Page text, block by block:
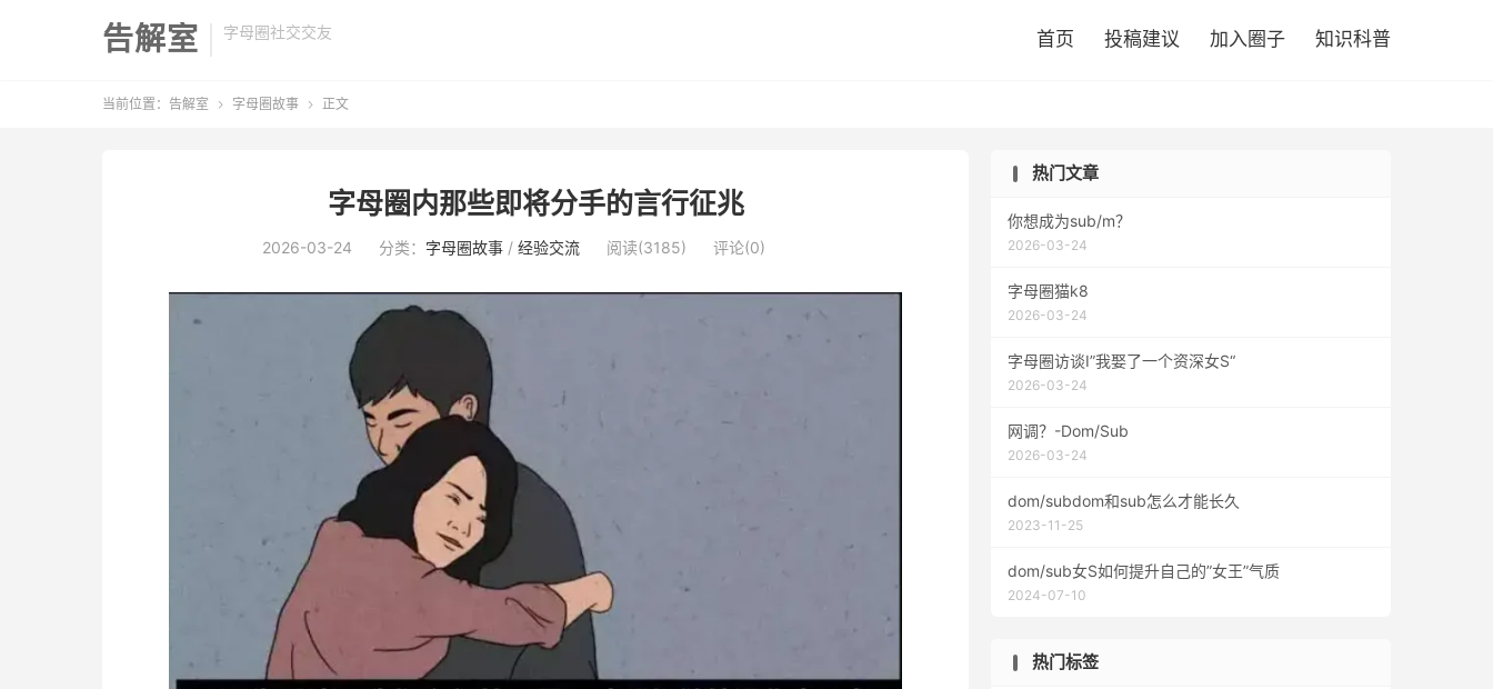
告解室 字母圈社交交友 首页 投稿建议 加入圈子 知识科普
当前位置： 告解室  字母圈故事  正文
字母圈内那些即将分手的言行征兆
2026-03-24 分类： 字母圈故事/ 经验交流 阅读(3185) 评论(0)
热门文章
你想成为sub/m？
2026-03-24
字母圈猫k8
2026-03-24
字母圈访谈I”我娶了一个资深女S“
2026-03-24
网调？-Dom/Sub
2026-03-24
dom/subdom和sub怎么才能长久
2023-11-25
dom/sub女S如何提升自己的”女王”气质
2024-07-10
热门标签